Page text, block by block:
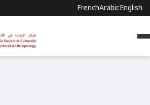
FrenchArabicEnglish